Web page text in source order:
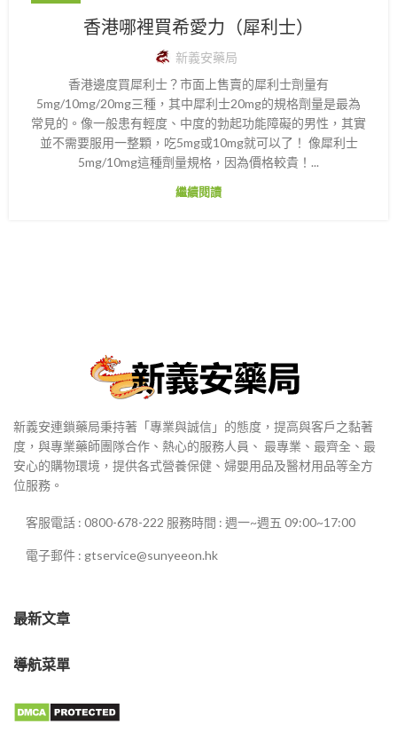
香港哪裡買希愛力（犀利士）
新義安藥局
香港邊度買犀利士？市面上售賣的犀利士劑量有
5mg/10mg/20mg三種，其中犀利士20mg的規格劑量是最為
常見的。像一般患有輕度、中度的勃起功能障礙的男性，其實
並不需要服用一整顆，吃5mg或10mg就可以了！ 像犀利士
5mg/10mg這種劑量規格，因為價格較貴！...
繼續閱讀
新義安連鎖藥局秉持著「專業與誠信」的態度，提高與客戶之黏著
度，與專業藥師團隊合作、熱心的服務人員、 最專業、最齊全、最
安心的購物環境，提供各式營養保健、婦嬰用品及醫材用品等全方
位服務。
客服電話 : 0800-678-222 服務時間 : 週一~週五 09:00~17:00
電子郵件 : gtservice@sunyeeon.hk
最新文章
導航菜單